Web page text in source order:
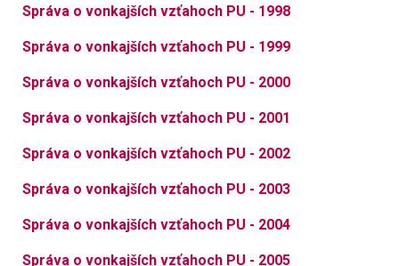
Správa o vonkajších vzťahoch PU - 1998
Správa o vonkajších vzťahoch PU - 1999
Správa o vonkajších vzťahoch PU - 2000
Správa o vonkajších vzťahoch PU - 2001
Správa o vonkajších vzťahoch PU - 2002
Správa o vonkajších vzťahoch PU - 2003
Správa o vonkajších vzťahoch PU - 2004
Správa o vonkajších vzťahoch PU - 2005